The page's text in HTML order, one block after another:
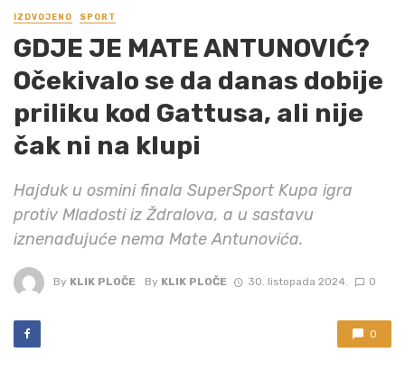
IZDVOJENO SPORT
GDJE JE MATE ANTUNOVIĆ?
Očekivalo se da danas dobije
priliku kod Gattusa, ali nije
čak ni na klupi
Hajduk u osmini finala SuperSport Kupa igra
protiv Mladosti iz Ždralova, a u sastavu
iznenađujuće nema Mate Antunovića.
By KLIK PLOČE By KLIK PLOČE 30. listopada 2024. 0
0